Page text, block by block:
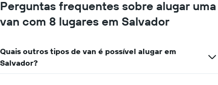
localizações
O
eixo
X
exibindo
Perguntas frequentes sobre alugar uma
van com 8 lugares em Salvador
Quais outros tipos de van é possível alugar em
Salvador?